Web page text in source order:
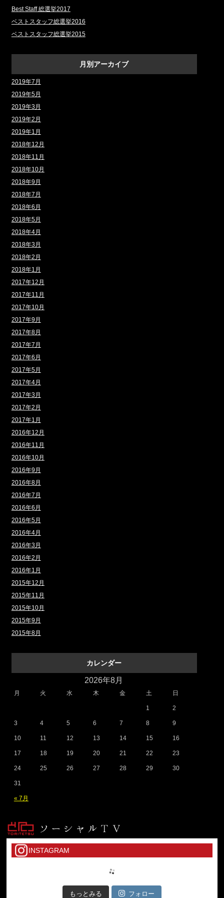
Best Staff 総選挙2017
ベストスタッフ総選挙2016
ベストスタッフ総選挙2015
月別アーカイブ
2019年7月
2019年5月
2019年3月
2019年2月
2019年1月
2018年12月
2018年11月
2018年10月
2018年9月
2018年7月
2018年6月
2018年5月
2018年4月
2018年3月
2018年2月
2018年1月
2017年12月
2017年11月
2017年10月
2017年9月
2017年8月
2017年7月
2017年6月
2017年5月
2017年4月
2017年3月
2017年2月
2017年1月
2016年12月
2016年11月
2016年10月
2016年9月
2016年8月
2016年7月
2016年6月
2016年5月
2016年4月
2016年3月
2016年2月
2016年1月
2015年12月
2015年11月
2015年10月
2015年9月
2015年8月
カレンダー
2026年8月
月 火 水 木 金 土 日
« 7月
1 2
3 4 5 6 7 8 9
10 11 12 13 14 15 16
17 18 19 20 21 22 23
24 25 26 27 28 29 30
31
INSTAGRAM
もっとみる フォロー